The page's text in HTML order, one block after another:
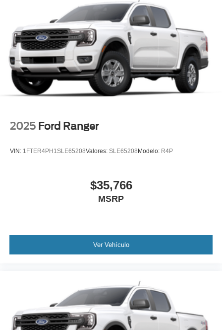
2025 Ford Ranger
VIN: 1FTER4PH1SLE65208Valores: SLE65208Modelo: R4P
$35,766
MSRP
Ver Vehículo